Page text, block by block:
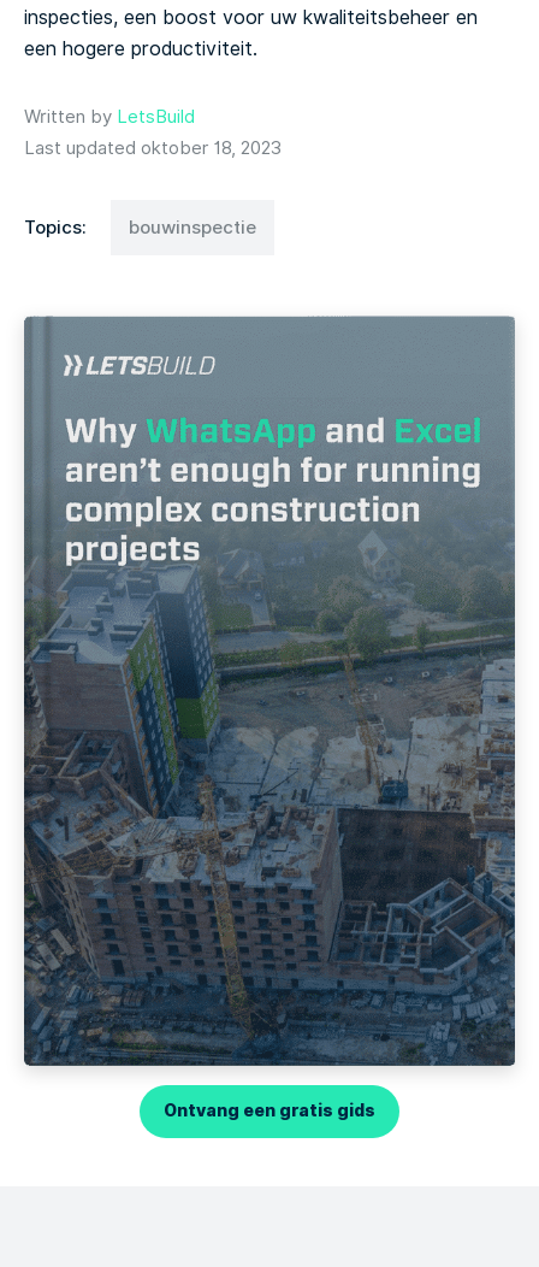
inspecties, een boost voor uw kwaliteitsbeheer en
een hogere productiviteit.
Written by LetsBuild
Last updated oktober 18, 2023
Topics: bouwinspectie
Ontvang een gratis gids